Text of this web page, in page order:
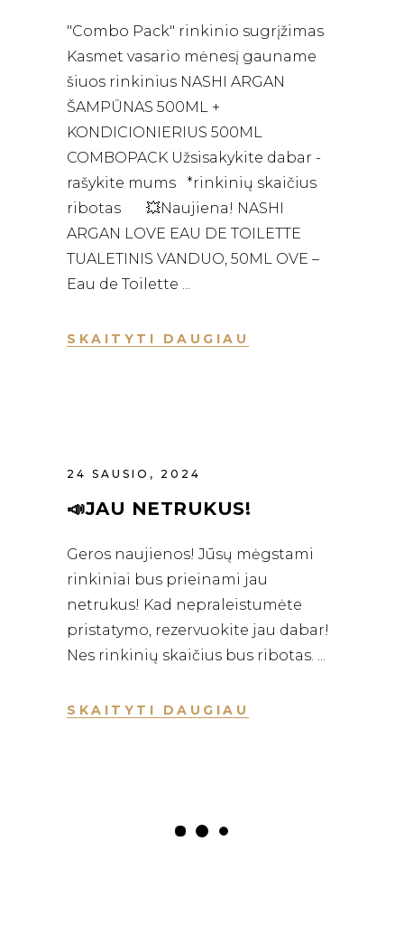
"Combo Pack" rinkinio sugrįžimas
Kasmet vasario mėnesį gauname
šiuos rinkinius NASHI ARGAN
ŠAMPŪNAS 500ML +
KONDICIONIERIUS 500ML
COMBOPACK Užsisakykite dabar -
rašykite mums *rinkinių skaičius
ribotas 💥Naujiena! NASHI
ARGAN LOVE EAU DE TOILETTE
TUALETINIS VANDUO, 50ML OVE –
Eau de Toilette
SKAITYTI DAUGIAU
24 SAUSIO, 2024
📣JAU NETRUKUS!
Geros naujienos! Jūsų mėgstami
rinkiniai bus prieinami jau
netrukus! Kad nepraleistumėte
pristatymo, rezervuokite jau dabar!
Nes rinkinių skaičius bus ribotas.
SKAITYTI DAUGIAU